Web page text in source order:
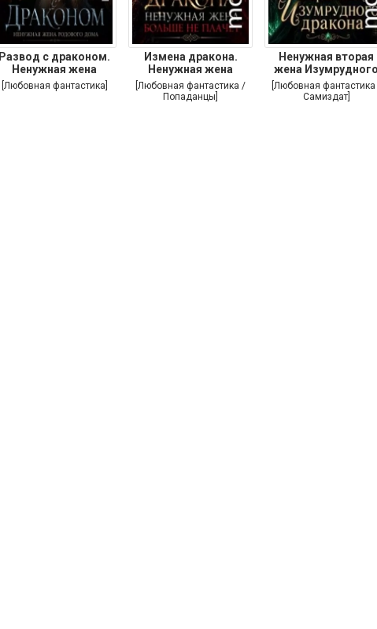
Развод с драконом.
Ненужная жена
[Любовная фантастика]
Измена дракона.
Ненужная жена
больше не
[Любовная фантастика /
Попаданцы]
Ненужная вторая
жена
дракона
[Любовная
Самиздат]